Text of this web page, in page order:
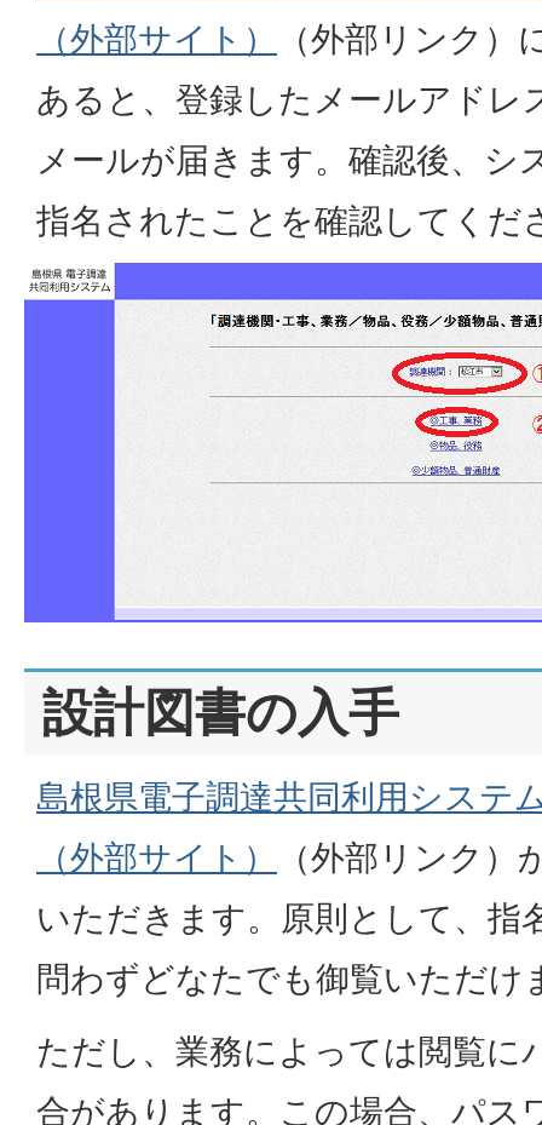
（外部サイト）
（外部リンク）
あると、登録したメールアドレ
メールが届きます。確認後、シ
指名されたことを確認してくだ
設計図書の入手
島根県電子調達共同利用システ
（外部サイト）
（外部リンク）
いただきます。原則として、指
問わずどなたでも御覧いただけ
ただし、業務によっては閲覧に
合があります。この場合、パス